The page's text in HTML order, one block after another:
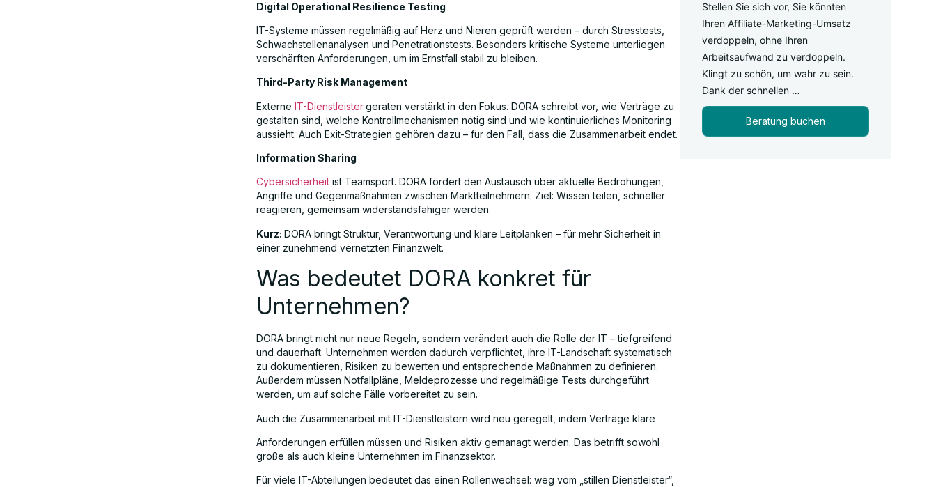
Digital Operational Resilience Testing
IT-Systeme müssen regelmäßig auf Herz und Nieren geprüft werden – durch Stresstests,
Schwachstellenanalysen und Penetrationstests. Besonders kritische Systeme unterliegen
verschärften Anforderungen, um im Ernstfall stabil zu bleiben.
Third-Party Risk Management
Externe IT-Dienstleistergeraten verstärkt in den Fokus. DORA schreibt vor, wie Verträge zu
gestalten sind, welche Kontrollmechanismen nötig sind und wie kontinuierliches Monitoring
aussieht. Auch Exit-Strategien gehören dazu – für den Fall, dass die Zusammenarbeit endet.
Information Sharing
Cybersicherheit ist Teamsport. DORA fördert den Austausch über aktuelle Bedrohungen,
Angriffe und Gegenmaßnahmen zwischen Marktteilnehmern. Ziel: Wissen teilen, schneller
reagieren, gemeinsam widerstandsfähiger werden.
Kurz: DORA bringt Struktur, Verantwortung und klare Leitplanken – für mehr Sicherheit in
einer zunehmend vernetzten Finanzwelt.
Was bedeutet DORA konkret für
Unternehmen?
DORA bringt nicht nur neue Regeln, sondern verändert auch die Rolle der IT – tiefgreifend
und dauerhaft. Unternehmen werden dadurch verpflichtet, ihre IT-Landschaft systematisch
zu dokumentieren, Risiken zu bewerten und entsprechende Maßnahmen zu definieren.
Außerdem müssen Notfallpläne, Meldeprozesse und regelmäßige Tests durchgeführt
werden, um auf solche Fälle vorbereitet zu sein.
Auch die Zusammenarbeit mit IT-Dienstleistern wird neu geregelt, indem Verträge klare
Anforderungen erfüllen müssen und Risiken aktiv gemanagt werden. Das betrifft sowohl
große als auch kleine Unternehmen im Finanzsektor.
Für viele IT-Abteilungen bedeutet das einen Rollenwechsel: weg vom „stillen Dienstleister“,
Stellen Sie sich vor, Sie könnten
Ihren Affiliate-Marketing-Umsatz
verdoppeln, ohne Ihren
Arbeitsaufwand zu verdoppeln.
Klingt zu schön, um wahr zu sein.
Dank der schnellen …
Beratung buchen